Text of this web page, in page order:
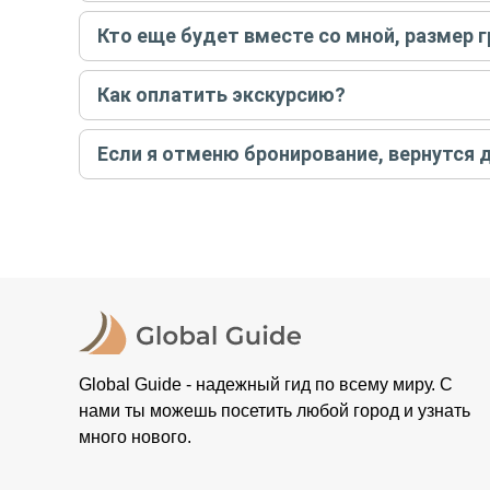
Только в случае неблагоприятных погодных
вас об отмене, а мы вернем предоплату на карту. Во
Кто еще будет вместе со мной, размер
Если экскурсия индивидуальная, гид проведет
условий конкретной экскурсии.
Как оплатить экскурсию?
Создайте заказ на удобную дату и время, и
контакты организатора и точное место встречи.
Если я отменю бронирование, вернутся
Global Guide - надежный гид по всему миру. С
нами ты можешь посетить любой город и узнать
много нового.